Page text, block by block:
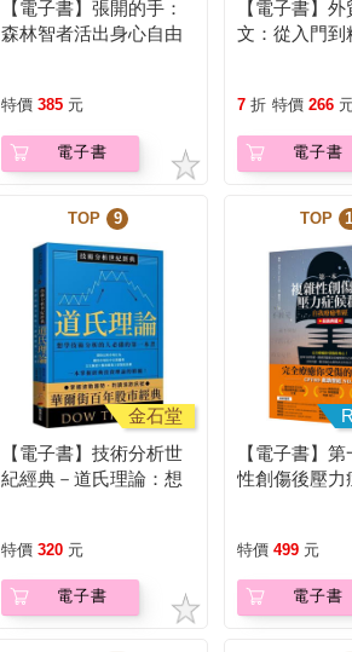
【電子書】張開的手：
森林智者活出身心自由
特價 385 元
電子書
【電子書】
文：從入門到
7 折 特價 266
電子書
TOP 9
金石堂
【電子書】技術分析世
紀經典－道氏理論：想
特價 320 元
電子書
TOP
【電子書】
性創傷後壓力
特價 499 元
電子書